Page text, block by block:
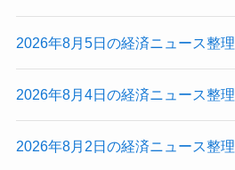
2026年8月5日の経済ニュース整理
2026年8月4日の経済ニュース整理
2026年8月2日の経済ニュース整理